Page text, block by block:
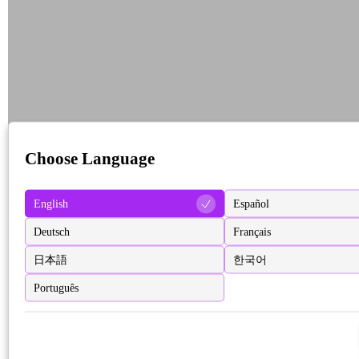
Choose Language
English Español
Deutsch Français
日本語 한국어
Português